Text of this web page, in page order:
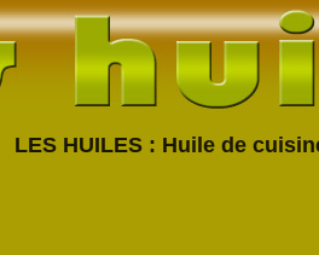
LES HUILES : Huile de